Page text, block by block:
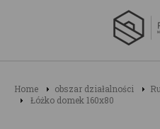
Home obszar działalności
Łóżko domek 160x80